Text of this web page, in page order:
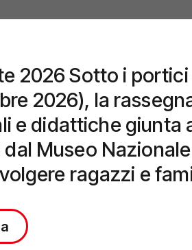
2026 Sotto i
2026), la
e didattiche giunta
Museo
ragazzi e